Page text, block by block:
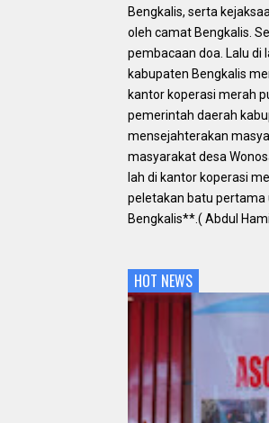
Bengkalis, serta
oleh camat Bengkalis.
pembacaan doa. Lalu di
kabupaten Bengkalis
kantor koperasi merah
pemerintah daerah
mensejahterakan
masyarakat desa
lah di kantor koperasi
peletakan batu pertama
Bengkalis**.( Abdul
HOT NEWS